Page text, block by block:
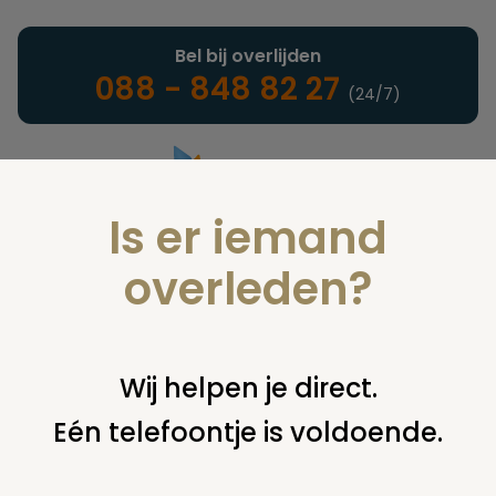
Landelijke uitvaartonderneming
Bel bij overlijden
088 - 848 82 27 (24/7)
U bent hier: home nieuws & agenda nieuws
Is er iemand
overleden?
Wij helpen je direct.
Eén telefoontje is voldoende.